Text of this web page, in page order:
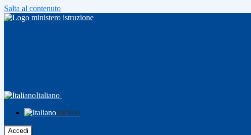
Salta al contenuto
Italiano
Italiano
Accedi